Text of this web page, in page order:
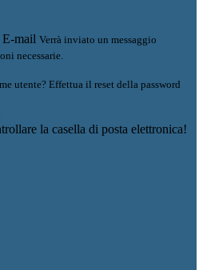
E-mail Verrà inviato un messaggio
necessarie.
utente? Effettua il reset della password
la casella di posta elettronica!